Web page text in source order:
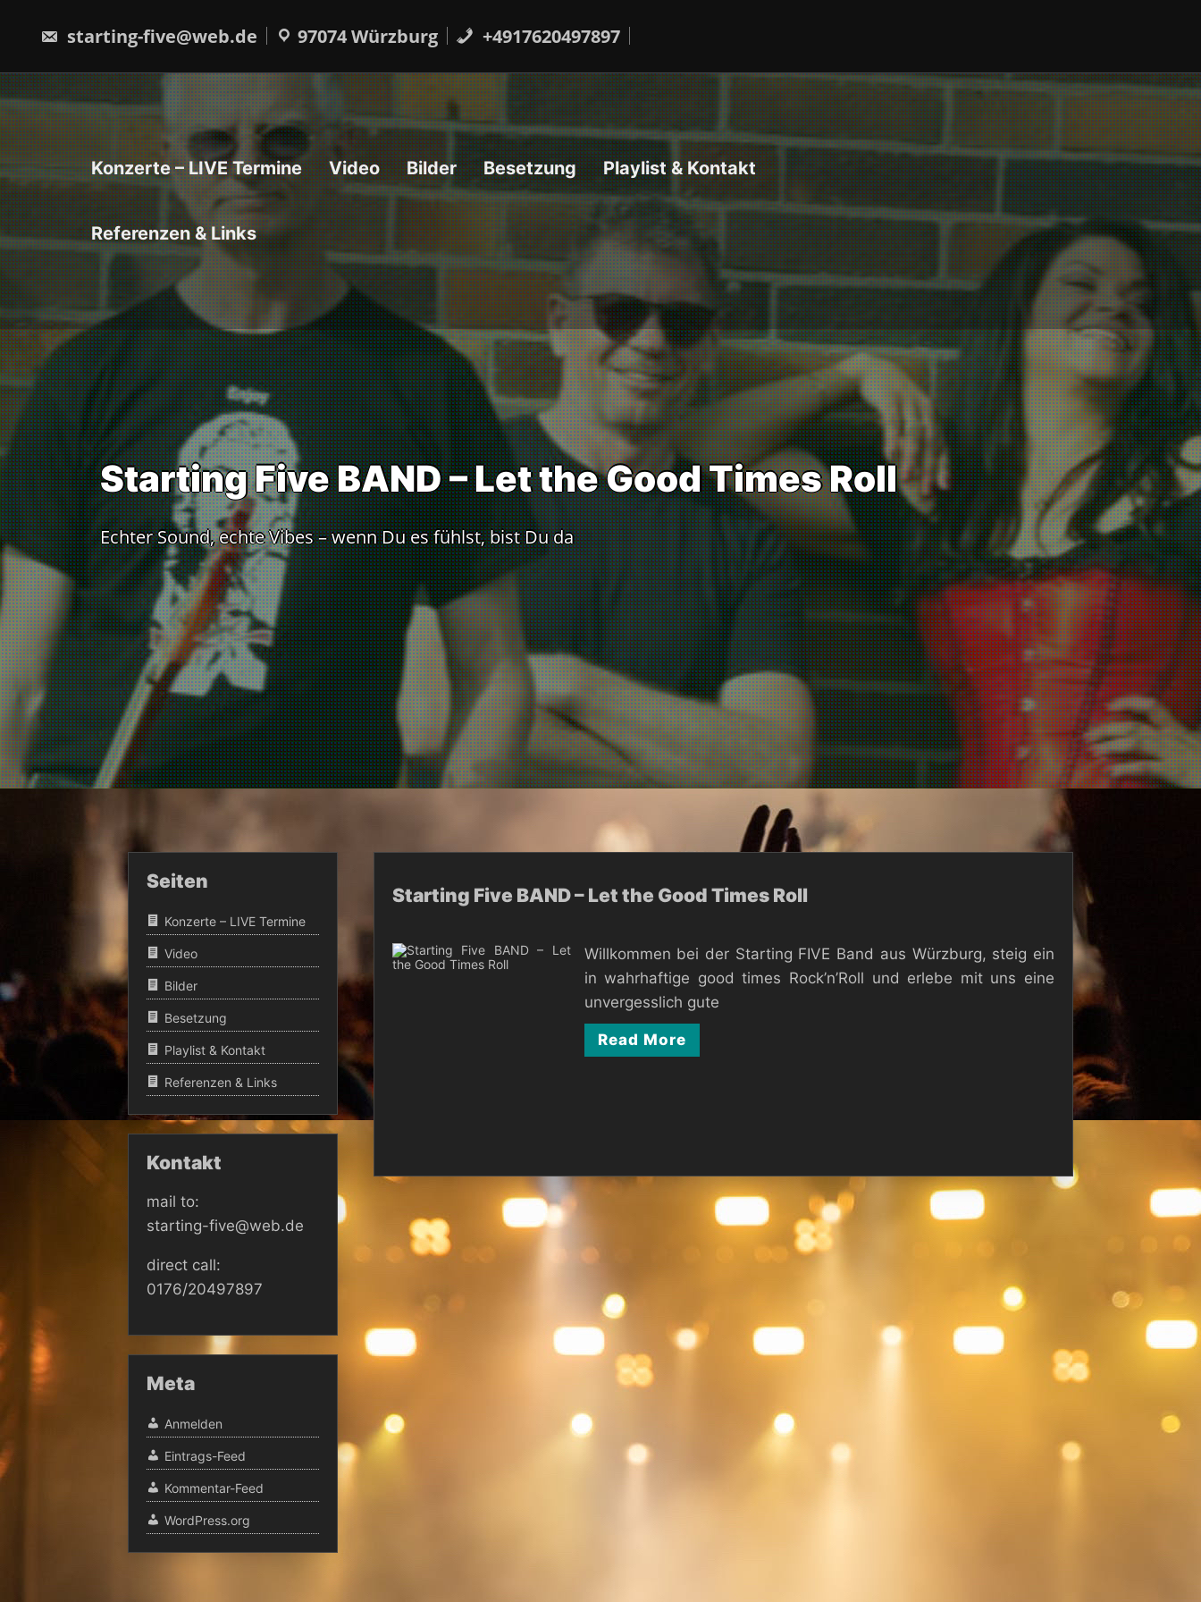
content
starting-five@web.de 97074 Würzburg +4917620497897
Konzerte – LIVE Termine Video Bilder Besetzung Playlist & Kontakt
Referenzen & Links
Starting Five BAND – Let the Good Times Roll
Echter Sound, echte Vibes – wenn Du es fühlst, bist Du da
Starting Five BAND – Let the Good Times Roll
Willkommen bei der Starting FIVE Band aus Würzburg, steig ein
in wahrhaftige good times Rock’n’Roll und erlebe mit uns eine
unvergesslich gute
Read More
Seiten
Konzerte – LIVE Termine
Video
Bilder
Besetzung
Playlist & Kontakt
Referenzen & Links
Kontakt
mail to:
starting-five@web.de
direct call:
0176/20497897
Meta
Anmelden
Eintrags-Feed
Kommentar-Feed
WordPress.org